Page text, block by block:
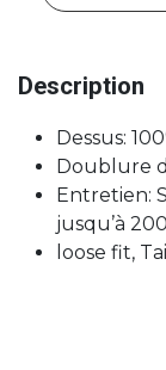
Description
Dessus:
Doublure
Entretien:
jusqu’à
loose fit,